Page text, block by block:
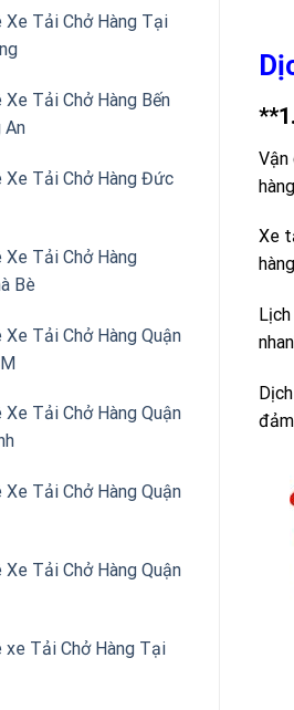
Xe Tải Chở Hàng Tại
Xe Tải Chở Hàng Bến
An
Xe Tải Chở Hàng Đức
Xe Tải Chở Hàng
Bè
Xe Tải Chở Hàng Quận
Xe Tải Chở Hàng Quận
Xe Tải Chở Hàng Quận
Xe Tải Chở Hàng Quận
xe Tải Chở Hàng Tại
Vận
Xe